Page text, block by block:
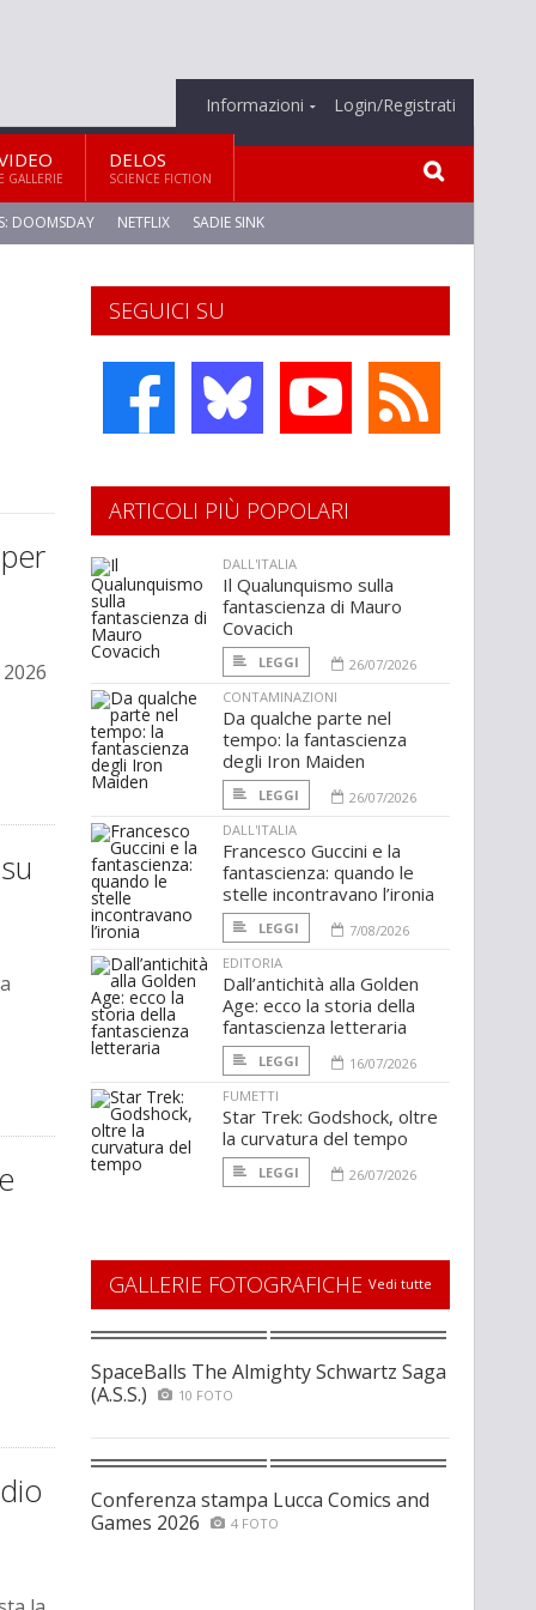
Informazioni Login/Registrati
GALLERIE
DELOS
SCIENCE FICTION
DOOMSDAY NETFLIX SADIE SINK
SEGUICI SU
ARTICOLI PIÙ POPOLARI
DALL'ITALIA
Il Qualunquismo sulla
fantascienza di Mauro
Covacich
LEGGI
26/07/2026
CONTAMINAZIONI
Da qualche parte nel
tempo: la fantascienza
degli Iron Maiden
LEGGI
26/07/2026
DALL'ITALIA
Francesco Guccini e la
fantascienza: quando le
stelle incontravano l’ironia
LEGGI
7/08/2026
EDITORIA
Dall’antichità alla Golden
Age: ecco la storia della
fantascienza letteraria
LEGGI
16/07/2026
FUMETTI
Star Trek: Godshock, oltre
la curvatura del tempo
LEGGI 26/07/2026
GALLERIE FOTOGRAFICHE Vedi tutte
SpaceBalls The Almighty Schwartz Saga
(A.S.S.)
10 FOTO
Conferenza stampa Lucca Comics and
Games 2026
4 FOTO